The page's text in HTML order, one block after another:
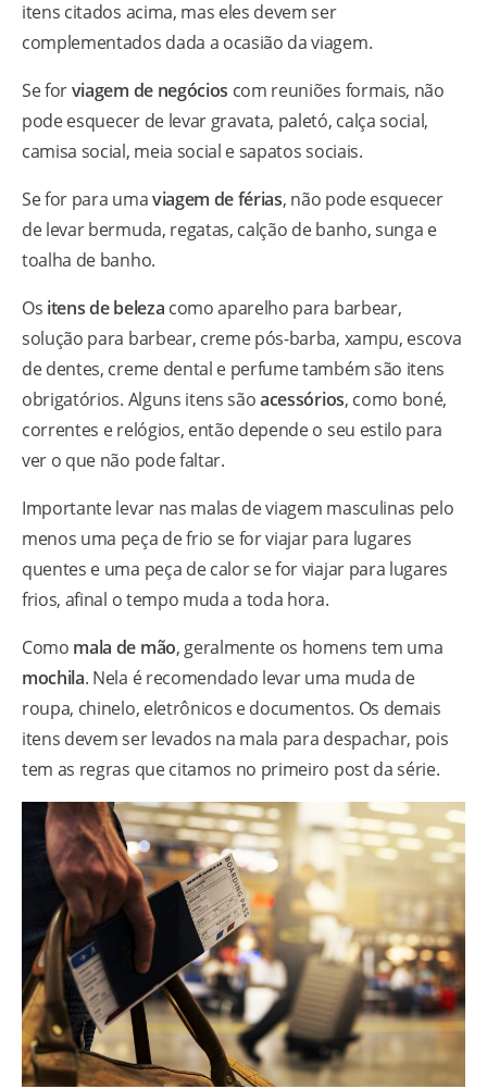
itens citados acima, mas eles devem ser
complementados dada a ocasião da viagem.
Se forviagem de negócios com reuniões formais, não
pode esquecer de levar gravata, paletó, calça social,
camisa social, meia social e sapatos sociais.
Se for para umaviagem de férias, não pode esquecer
de levar bermuda, regatas, calção de banho, sunga e
toalha de banho.
Os itens de beleza como aparelho para barbear,
solução para barbear, creme pós-barba, xampu, escova
de dentes, creme dental e perfume também são itens
obrigatórios. Alguns itens sãoacessórios, como boné,
correntes e relógios, então depende o seu estilo para
ver o que não pode faltar.
Importante levar nas malas de viagem masculinas pelo
menos uma peça de frio se for viajar para lugares
quentes e uma peça de calor se for viajar para lugares
frios, afinal o tempo muda a toda hora.
Como mala de mão, geralmente os homens tem uma
mochila. Nela é recomendado levar uma muda de
roupa, chinelo, eletrônicos e documentos. Os demais
itens devem ser levados na mala para despachar, pois
tem as regras que citamos no primeiro post da série.